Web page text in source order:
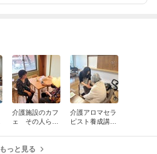
介護施設のカフ
ェ その人らし
介護アロマセラ
ピスト養成講
もっと見る